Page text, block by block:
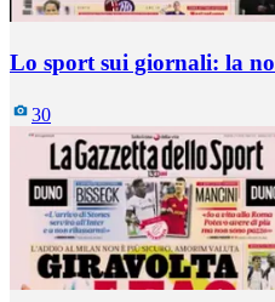
Lo sport sui giornali: la
30